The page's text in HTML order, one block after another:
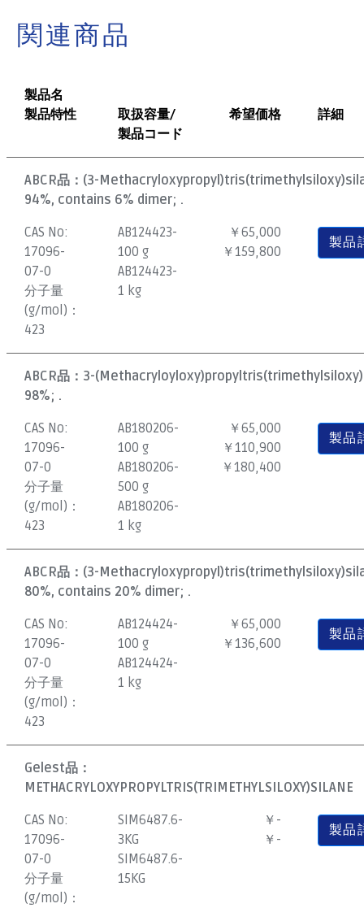
関連商品
製品名
製品特性
取扱容量/
製品コード
希望価格 詳細
ABCR品： (3-
94%, contains 6% dimer; .
CAS No:
17096-
07-0
分子量
(g/mol)：
423
AB124423-
100 g
AB124423-
1 kg
￥65,000
￥159,800
製品
ABCR品： 3-
98%; .
CAS No:
17096-
07-0
分子量
(g/mol)：
423
AB180206-
100 g
AB180206-
500 g
AB180206-
1 kg
￥65,000
￥110,900
￥180,400
製品
ABCR品： (3-
80%, contains 20% dimer; .
CAS No:
17096-
07-0
分子量
(g/mol)：
423
AB124424-
100 g
AB124424-
1 kg
￥65,000
￥136,600
製品
Gelest品：
METHACRYLOXYPROPYLTRIS(TRIMETHYLSILOXY)SILANE
CAS No:
17096-
07-0
分子量
(g/mol)：
SIM6487.6-
3KG
SIM6487.6-
15KG
￥-
￥-
製品